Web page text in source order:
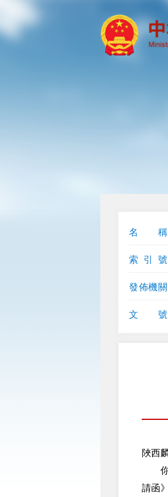
名 稱
索 引 號
發佈機關
文 號
陜西
你公
請函